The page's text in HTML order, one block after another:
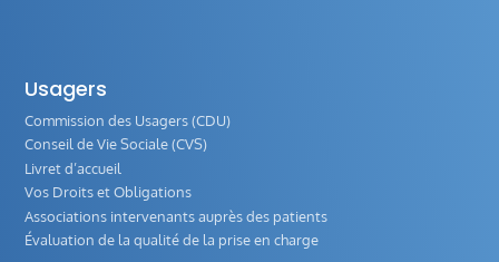
Usagers
Commission des Usagers (CDU)
Conseil de Vie Sociale (CVS)
Livret d’accueil
Vos Droits et Obligations
Associations intervenants auprès des patients
Évaluation de la qualité de la prise en charge